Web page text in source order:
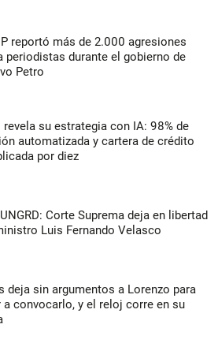
reportó más de 2.000 agresiones
periodistas durante el gobierno de
Petro
revela su estrategia con IA: 98% de
automatizada y cartera de crédito
por diez
Corte Suprema deja en libertad
Luis Fernando Velasco
deja sin argumentos a Lorenzo para
a convocarlo, y el reloj corre en su